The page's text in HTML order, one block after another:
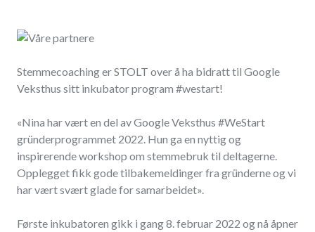
Stemmecoaching er STOLT over å ha bidratt til Google
Veksthus sitt inkubator program #westart!
«Nina har vært en del av Google Veksthus #WeStart
gründerprogrammet 2022. Hun ga en nyttig og
inspirerende workshop om stemmebruk til deltagerne.
Opplegget fikk gode tilbakemeldinger fra gründerne og vi
har vært svært glade for samarbeidet».
Første inkubatoren gikk i gang 8. februar 2022 og nå åpner